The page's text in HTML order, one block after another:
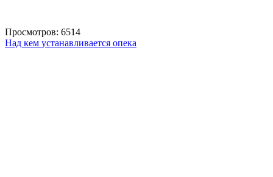
Просмотров: 6514
Над кем устанавливается опека